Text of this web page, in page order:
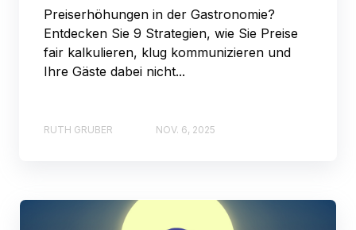
Preiserhöhungen in der Gastronomie?
Entdecken Sie 9 Strategien, wie Sie Preise
fair kalkulieren, klug kommunizieren und
Ihre Gäste dabei nicht...
RUTH GRUBER NOV. 6, 2025